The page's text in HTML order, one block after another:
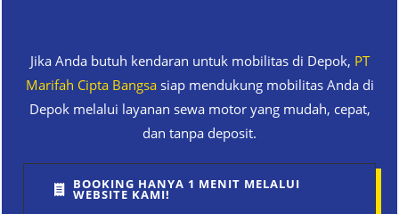
Jika Anda butuh kendaran untuk mobilitas di Depok, PT
Marifah Cipta Bangsasiap mendukung mobilitas Anda di
Depok melalui layanan sewa motor yang mudah, cepat,
dan tanpa deposit.
BOOKING HANYA 1 MENIT MELALUI
WEBSITE KAMI!